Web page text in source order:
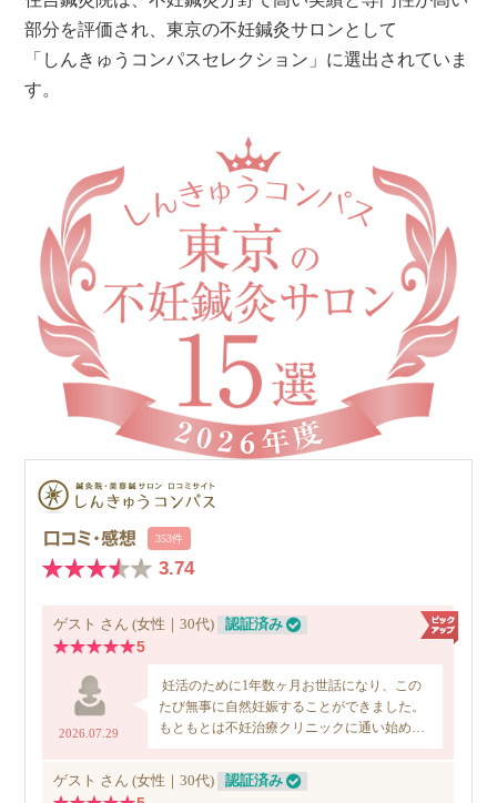
部分を評価され、東京の不妊鍼灸サロンとして
「しんきゅうコンパスセレクション」に選出されていま
す。